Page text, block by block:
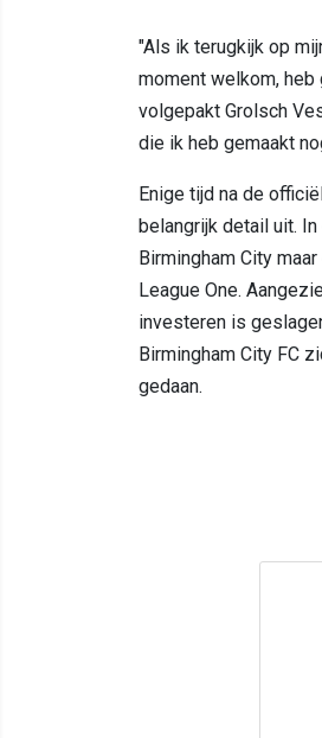
"Als ik terugkijk op
moment welkom,
volgepakt Grolsch
die ik heb gemaakt
Enige tijd na de
belangrijk detail uit.
Birmingham City
League One.
investeren is
Birmingham City FC
gedaan.